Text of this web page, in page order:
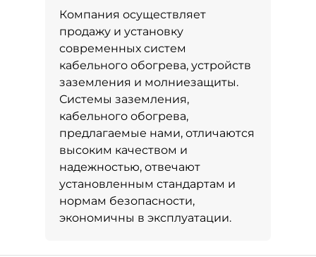
Компания осуществляет
продажу и установку
современных систем
кабельного обогрева, устройств
заземления и молниезащиты.
Системы заземления,
кабельного обогрева,
предлагаемые нами, отличаются
высоким качеством и
надежностью, отвечают
установленным стандартам и
нормам безопасности,
экономичны в эксплуатации.